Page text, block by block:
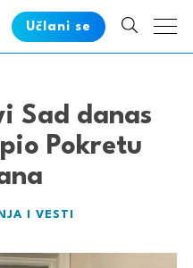
Učlani se
Sad danas
Pokretu
I VESTI